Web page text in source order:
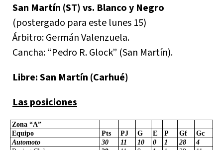
San Martín (ST) vs. Blanco y Negro
(postergado para este lunes 15)
Árbitro: Germán Valenzuela.
Cancha: “Pedro R. Glock” (San Martín).
Libre: San Martín (Carhué)
Las posiciones
Zona “A”
Equipo
Pts PJ G E P Gf
Gc
Automoto
30 11 10 0 1 28
4